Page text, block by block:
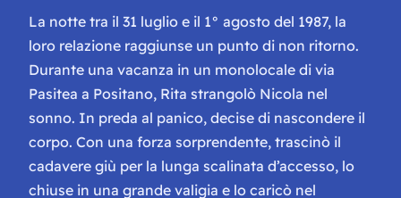
La notte tra il 31 luglio e il 1° agosto del 1987, la
loro relazione raggiunse un punto di non ritorno.
Durante una vacanza in un monolocale di via
Pasitea a Positano, Rita strangolò Nicola nel
sonno. In preda al panico, decise di nascondere il
corpo. Con una forza sorprendente, trascinò il
cadavere giù per la lunga scalinata d’accesso, lo
chiuse in una grande valigia e lo caricò nel